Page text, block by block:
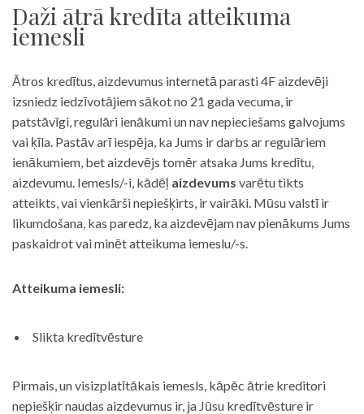
Daži ātrā kredīta atteikuma
iemesli
Ātros kredītus, aizdevumus internetā parasti 4F aizdevēji
izsniedz iedzīvotājiem sākot no 21 gada vecuma, ir
patstāvīgi, regulāri ienākumi un nav nepieciešams galvojums
vai ķīla. Pastāv arī iespēja, ka Jums ir darbs ar regulāriem
ienākumiem, bet aizdevējs tomēr atsaka Jums kredītu,
aizdevumu. Iemesls/-i, kādēļ aizdevums varētu tikts
atteikts, vai vienkārši nepiešķirts, ir vairāki. Mūsu valstī ir
likumdošana, kas paredz, ka aizdevējam nav pienākums Jums
paskaidrot vai minēt atteikuma iemeslu/-s.
Atteikuma iemesli:
Slikta kredītvēsture
Pirmais, un visizplatītākais iemesls, kāpēc ātrie kreditori
nepiešķir naudas aizdevumus ir, ja Jūsu kredītvēsture ir